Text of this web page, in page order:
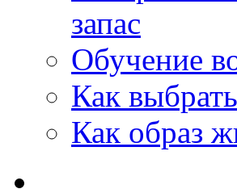
запас
Обучение
Как
Как образ